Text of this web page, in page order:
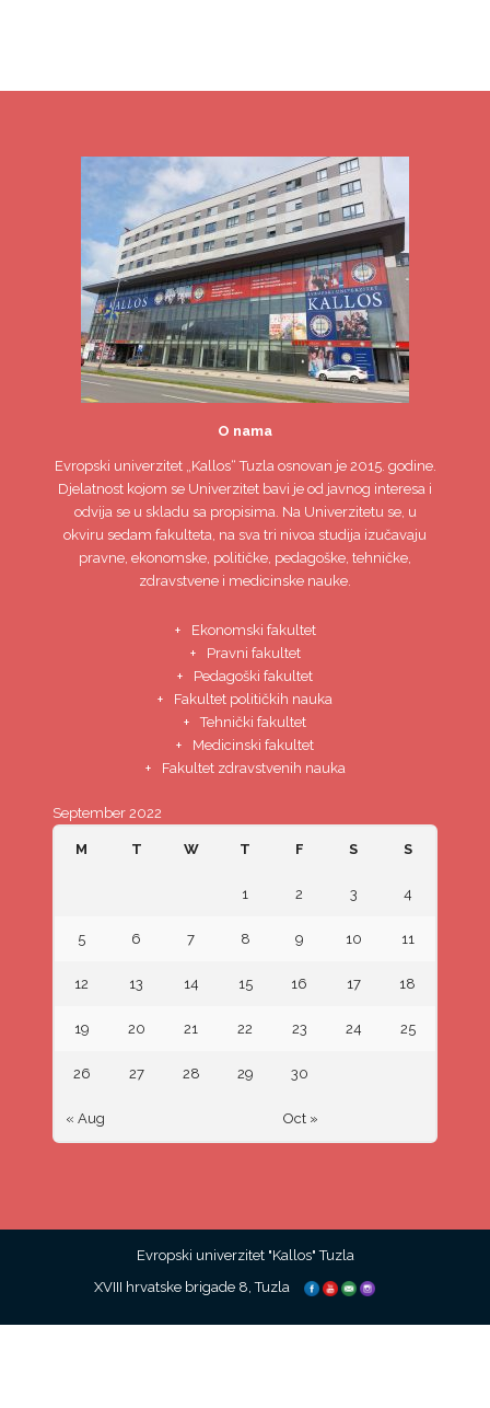
O nama
Evropski univerzitet„Kallos“ Tuzla osnovan je 2015. godine.
Djelatnost kojom se Univerzitet bavi je od javnog interesa i
odvija se u skladu sa propisima. Na Univerzitetu se, u
okviru sedam fakulteta, na sva tri nivoa studija izučavaju
pravne, ekonomske, političke, pedagoške, tehničke,
zdravstvene i medicinske nauke.
Ekonomski fakultet
Pravni fakultet
Pedagoški fakultet
Fakultet političkih nauka
Tehnički fakultet
Medicinski fakultet
Fakultet zdravstvenih nauka
September 2022
M T W T F S S
« Aug Oct »
1 2 3 4
5 6 7 8 9 10 11
12 13 14 15 16 17 18
19 20 21 22 23 24 25
26 27 28 29 30
Evropski univerzitet "Kallos" Tuzla
XVIII hrvatske brigade 8, Tuzla